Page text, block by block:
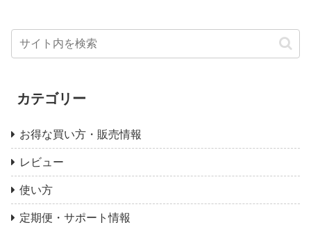
カテゴリー
お得な買い方・販売情報
レビュー
使い方
定期便・サポート情報